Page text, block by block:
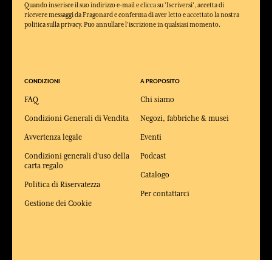
Quando inserisce il suo indirizzo e-mail e clicca su 'Iscriversi', accetta di
ricevere messaggi da Fragonard e conferma di aver letto e accettato la nostra
politica sulla privacy. Puo annullare l'iscrizione in qualsiasi momento.
CONDIZIONI
FAQ
Condizioni Generali di Vendita
Avvertenza legale
Condizioni generali d'uso della
carta regalo
Politica di Riservatezza
Gestione dei Cookie
A PROPOSITO
Chi siamo
Negozi, fabbriche & musei
Eventi
Podcast
Catalogo
Per contattarci